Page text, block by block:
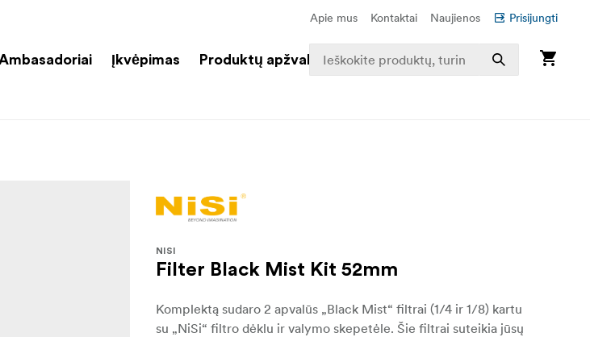
Apie mus Kontaktai Naujienos Prisijungti
Ambasadoriai Įkvėpimas Produktų apžvalga
NISI
Filter Black Mist Kit 52mm
Komplektą sudaro 2 apvalūs „Black Mist“ filtrai (1/4 ir 1/8) kartu
su „NiSi“ filtro dėklu ir valymo skepetėle. Šie filtrai suteikia jūsų